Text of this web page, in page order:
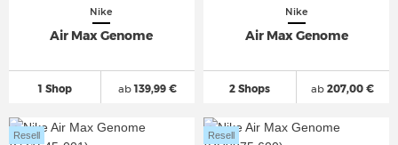
Nike
Air Max Genome
1 Shop ab139,99 €
Nike
Air Max Genome
2 Shops ab 207,00 €
Resell Resell